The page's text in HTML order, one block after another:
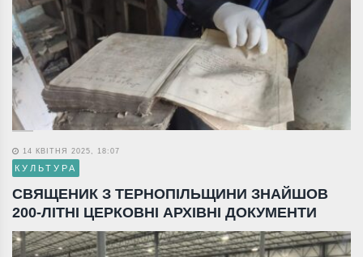
14 КВІТНЯ 2025, 18:07
КУЛЬТУРА
СВЯЩЕНИК З ТЕРНОПІЛЬЩИНИ ЗНАЙШОВ
200-ЛІТНІ ЦЕРКОВНІ АРХІВНІ ДОКУМЕНТИ